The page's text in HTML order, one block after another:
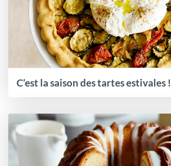
C’est la saison des tartes estivales !